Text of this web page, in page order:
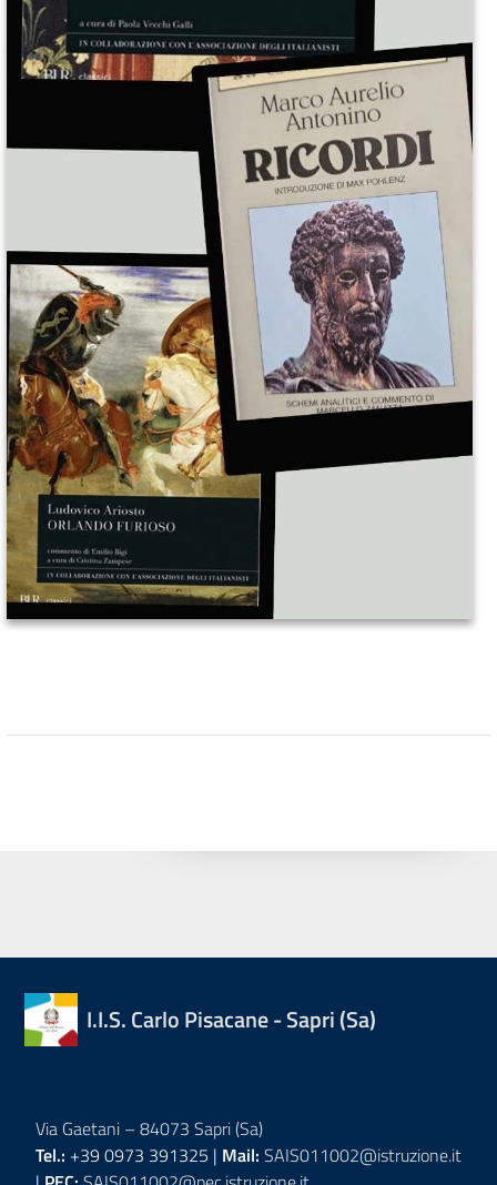
I.I.S. Carlo Pisacane - Sapri (Sa)
Via Gaetani – 84073 Sapri (Sa)
Tel.: +39 0973 391325 | Mail: SAIS011002@istruzione.it